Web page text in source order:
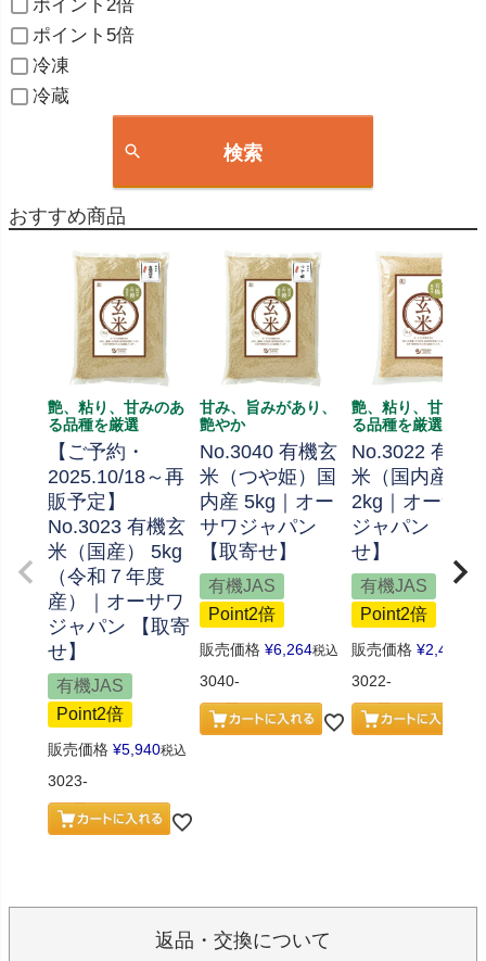
ポイント2倍
ポイント5倍
冷凍
冷蔵
検索
おすすめ商品
艶、粘り、甘みのあ
る品種を厳選
【ご予約・
2025.10/18～再
販予定】
No.3023 有機玄
米（国産） 5kg
（令和７年度
産）｜オーサワ
ジャパン 【取寄
せ】
有機JAS
Point2倍
販売価格 ¥5,940税込
3023-
甘み、旨みがあり、
艶やか
No.3040 有機玄
米（つや姫）国
内産 5kg｜オー
サワジャパン
【取寄せ】
有機JAS
Point2倍
販売価格 ¥6,264税込
3040-
艶、粘り、甘みの
る品種を厳選
No.3022 有機
米（国内産）
2kg｜オーサワ
ジャパン 【取
せ】
有機JAS
Point2倍
販売価格 ¥2,484
3022-
返品・交換について